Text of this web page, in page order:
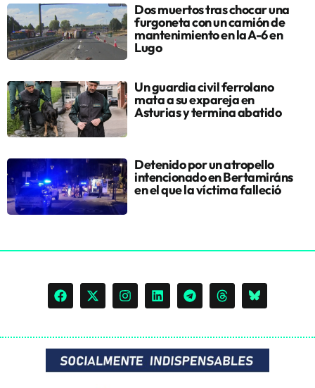
Dos muertos tras chocar una
furgoneta con un camión de
mantenimiento en la A-6 en
Lugo
Un guardia civil ferrolano
mata a su expareja en
Asturias y termina abatido
Detenido por un atropello
intencionado en Bertamiráns
en el que la víctima falleció